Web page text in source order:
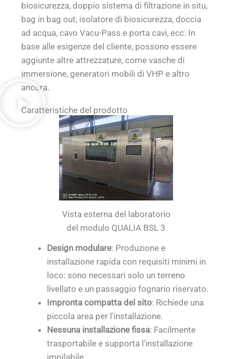
biosicurezza, doppio sistema di filtrazione in situ,
bag in bag out, isolatore di biosicurezza, doccia
ad acqua, cavo Vacu-Pass e porta cavi, ecc. In
base alle esigenze del cliente, possono essere
aggiunte altre attrezzature, come vasche di
immersione, generatori mobili di VHP e altro
ancora.
Caratteristiche del prodotto
Vista esterna del laboratorio
del modulo QUALIA BSL 3
Design modulare: Produzione e
installazione rapida con requisiti minimi in
loco: sono necessari solo un terreno
livellato e un passaggio fognario riservato.
Impronta compatta del sito: Richiede una
piccola area per l'installazione.
Nessuna installazione fissa: Facilmente
trasportabile e supporta l'installazione